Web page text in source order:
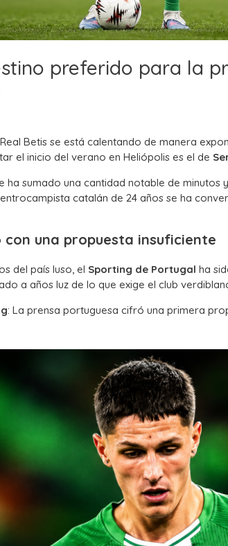
preferido para la
Betis se está calentando de manera
el inicio del verano en Heliópolis es el de
ha sumado una cantidad notable de
catalán de 24 años se ha
una propuesta insuficiente
del país luso, el Sporting de Portugal ha
a años luz de lo que exige el club
: La prensa portuguesa cifró una primera